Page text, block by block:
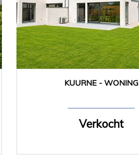
167 m² 4
KUURNE - WONING
Verkocht